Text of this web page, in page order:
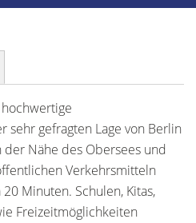
sehr gefragten Lage von Berlin
Nähe des Obersees und
Verkehrsmitteln
Minuten. Schulen, Kitas,
Freizeitmöglichkeiten